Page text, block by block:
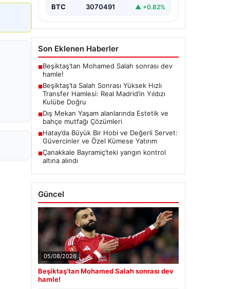
BTC 3070491 ▲ +0.82%
Son Eklenen Haberler
■Beşiktaş’tan Mohamed Salah sonrası dev
hamle!
■Beşiktaş’ta Salah Sonrası Yüksek Hızlı
Transfer Hamlesi: Real Madrid’in Yıldızı
Kulübe Doğru
■Dış Mekan Yaşam alanlarında Estetik ve
bahçe mutfağı Çözümleri
■Hatay’da Büyük Bir Hobi ve Değerli Servet:
Güvercinler ve Özel Kümese Yatırım
■Çanakkale Bayramiç’teki yangın kontrol
altına alındı
Güncel
05/08/2026
Beşiktaş’tan Mohamed Salah sonrası dev
hamle!